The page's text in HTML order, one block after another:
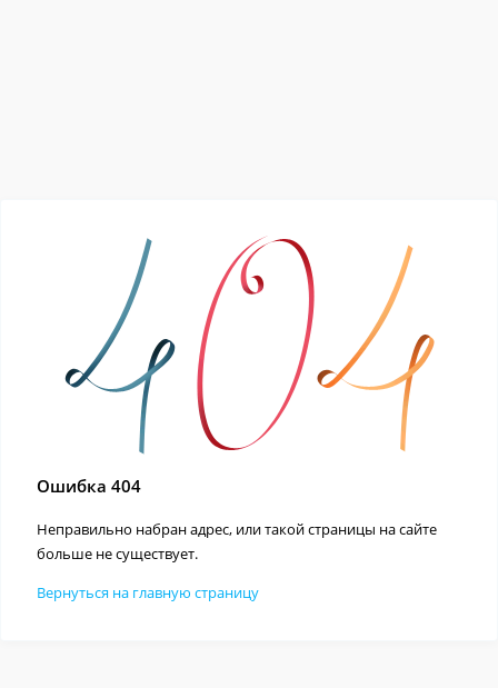
Ошибка 404
Неправильно набран адрес, или такой страницы на сайте
больше не существует.
Вернуться на главную страницу